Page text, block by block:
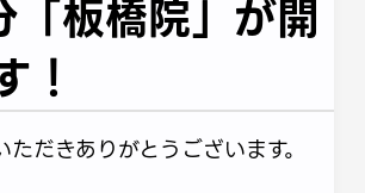
板橋院」が開
！
だきありがとうございます。